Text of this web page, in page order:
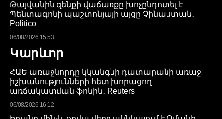
Թայվանին զենքի վաճառքը խոչընդոտել է
Պենտագոնի պաշտոնյայի այցը Չինաստան․
Politico
06/08/2026 15:53
Կարևոր
ՀԱԵ առաջնորդը կկանգնի դատարանի առաջ
իշխանությունների հետ խորացող
առճակատման ֆոնին․ Reuters
06/08/2026 16:12